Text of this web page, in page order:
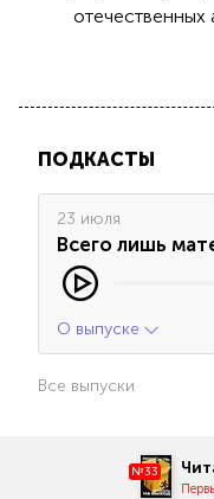
отечественных
ПОДКАСТЫ
23 июля
Всего лишь
О выпуске
Все выпуски
№33